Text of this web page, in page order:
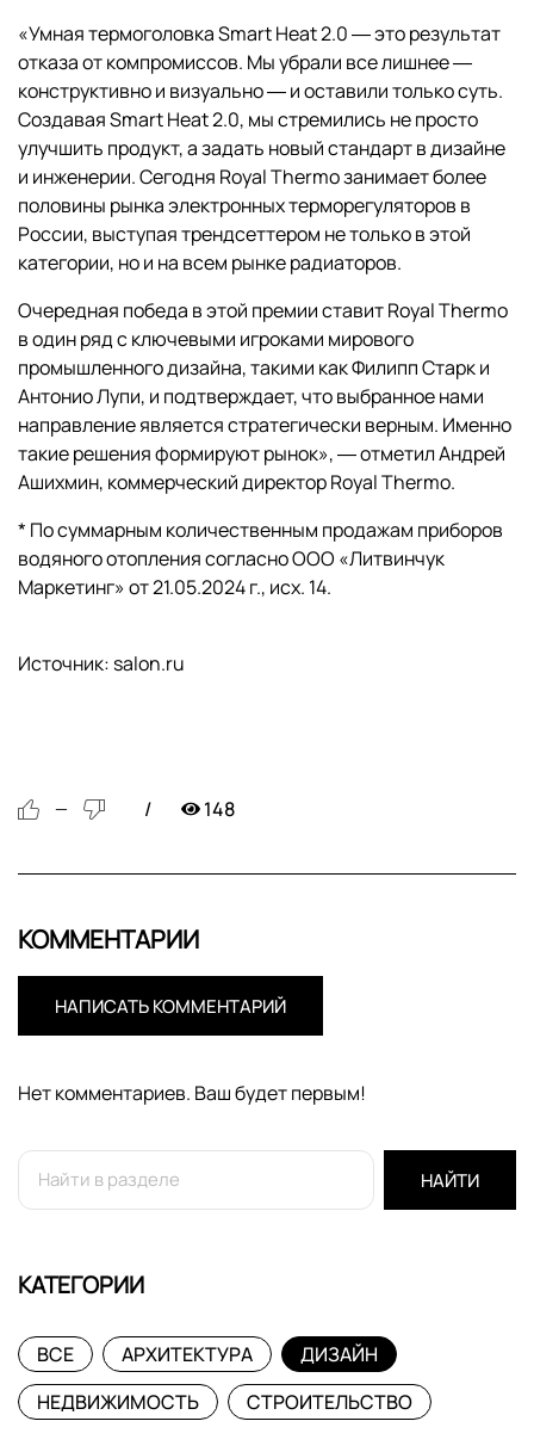
«Умная термоголовка Smart Heat 2.0 ― это результат
отказа от компромиссов. Мы убрали все лишнее ―
конструктивно и визуально ― и оставили только суть.
Создавая Smart Heat 2.0, мы стремились не просто
улучшить продукт, а задать новый стандарт в дизайне
и инженерии. Сегодня Royal Thermo занимает более
половины рынка электронных терморегуляторов в
России, выступая трендсеттером не только в этой
категории, но и на всем рынке радиаторов.
Очередная победа в этой премии ставит Royal Thermo
в один ряд с ключевыми игроками мирового
промышленного дизайна, такими как Филипп Старк и
Антонио Лупи, и подтверждает, что выбранное нами
направление является стратегически верным. Именно
такие решения формируют рынок», ― отметил Андрей
Ашихмин, коммерческий директор Royal Thermo.
* По суммарным количественным продажам приборов
водяного отопления согласно ООО «Литвинчук
Маркетинг» от 21.05.2024 г., исх. 14.
Источник: salon.ru
— 148
КОММЕНТАРИИ
НАПИСАТЬ КОММЕНТАРИЙ
Нет комментариев. Ваш будет первым!
НАЙТИ
КАТЕГОРИИ
ВСЕ АРХИТЕКТУРА
ДИЗАЙН
НЕДВИЖИМОСТЬ
СТРОИТЕЛЬСТВО